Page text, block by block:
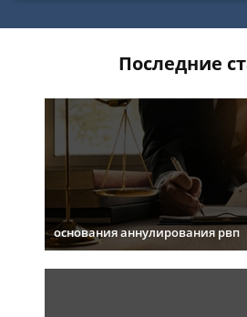
Последние
основания аннулирования рвп